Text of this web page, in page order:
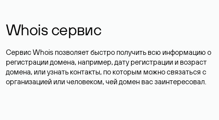
Whois сервис
Сервис Whois позволяет быстро получить всю информацию о
регистрации домена, например, дату регистрации и возраст
домена, или узнать контакты, по которым можно связаться с
организацией или человеком, чей домен вас заинтересовал.